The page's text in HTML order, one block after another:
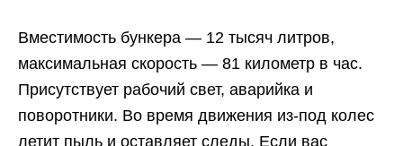
Вместимость бункера — 12 тысяч литров,
максимальная скорость — 81 километр в час.
Присутствует рабочий свет, аварийка и
поворотники. Во время движения из-под колес
летит пыль и оставляет следы. Если вас